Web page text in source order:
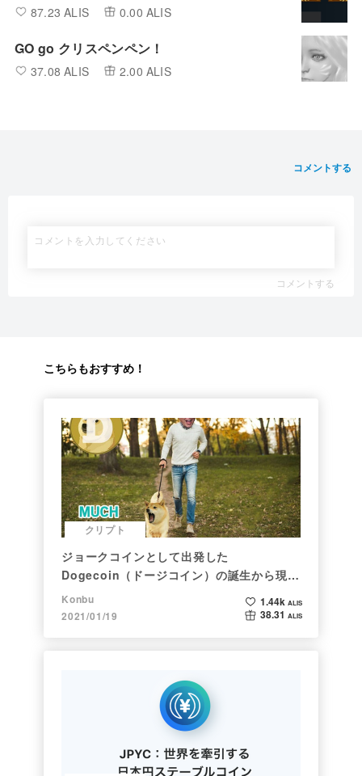
87.23 ALIS 0.00 ALIS
GO go クリスペンペン！
37.08 ALIS 2.00 ALIS
コメントする
コメントする
こちらもおすすめ！
クリプト
ジョークコインとして出発した
Dogecoin（ドージコイン）の誕生から現在
まで。注目される非証券性🐶
Konbu
2021/01/19
1.44k ALIS
38.31 ALIS